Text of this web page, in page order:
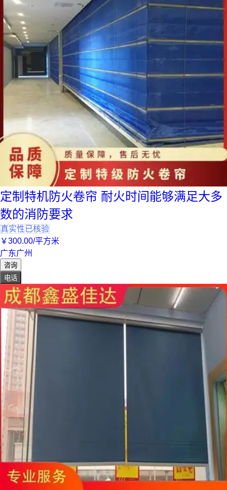
定制特机防火卷帘 耐火时间能够满足大多
数的消防要求
真实性已核验
￥300.00/平方米
广东广州
咨询
电话